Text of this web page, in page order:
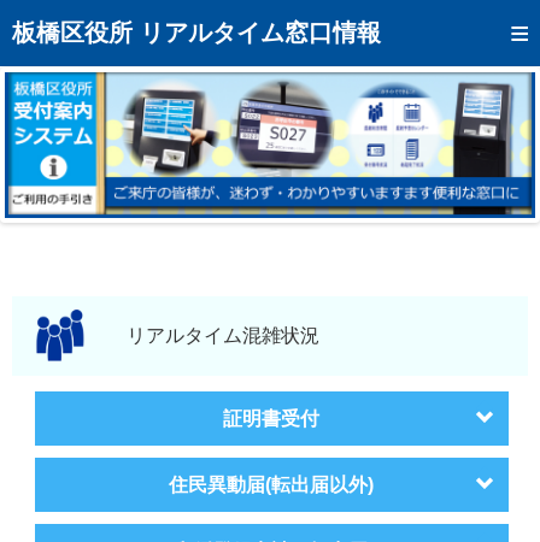
板橋区役所 リアルタイム窓口情報
トップページへ
混雑予想カレンダー
リアルタイム混雑状況
リアルタイム受付番号状況
メール通知登録
モバイルサイトリアルタイム混雑状況
証明書受付
住民異動届(転出届以外)